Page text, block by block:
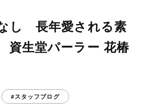
し 長年愛される素
生堂パーラー 花椿
#スタッフブログ